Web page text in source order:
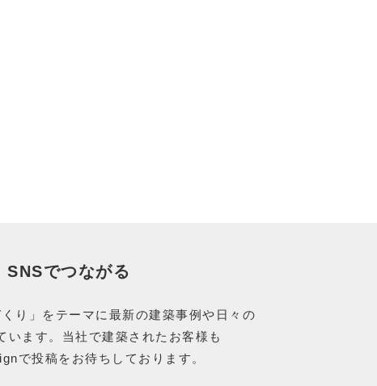
SNSでつながる
くり」をテーマに最新の建築事例や日々の
います。当社で建築されたお客様も
で投稿をお待ちしております。